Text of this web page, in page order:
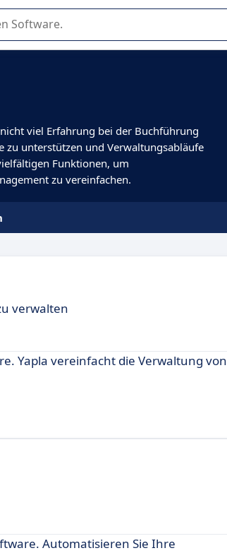
SaaS-Software in Unternehmen.
viel Erfahrung bei der Buchführung
zu unterstützen und Verwaltungsabläufe
Funktionen, um
zu vereinfachen.
verwalten
Yapla vereinfacht die Verwaltung von
Automatisieren Sie Ihre